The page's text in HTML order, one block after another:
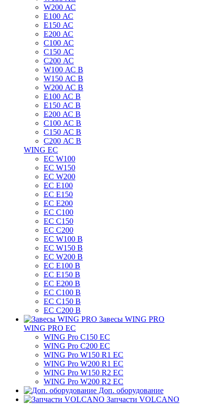
W200 АС
E100 АС
E150 АС
E200 АС
C100 АС
C150 АС
C200 АС
W100 АС B
W150 АС B
W200 АС B
E100 АС B
E150 АС B
E200 АС B
C100 АС B
C150 АС B
C200 АС B
WING EC
ЕС W100
ЕС W150
ЕС W200
ЕС E100
ЕС E150
ЕС E200
ЕС C100
EC C150
ЕС C200
ЕС W100 B
ЕС W150 B
ЕС W200 B
ЕС E100 B
ЕС E150 B
ЕС E200 B
ЕС C100 B
EC C150 B
ЕС C200 B
Завесы WING PRO
WING PRO EC
WING Pro C150 EC
WING Pro C200 EC
WING Pro W150 R1 EC
WING Pro W200 R1 EC
WING Pro W150 R2 EC
WING Pro W200 R2 EC
Доп. оборудование
Запчасти VOLCANO